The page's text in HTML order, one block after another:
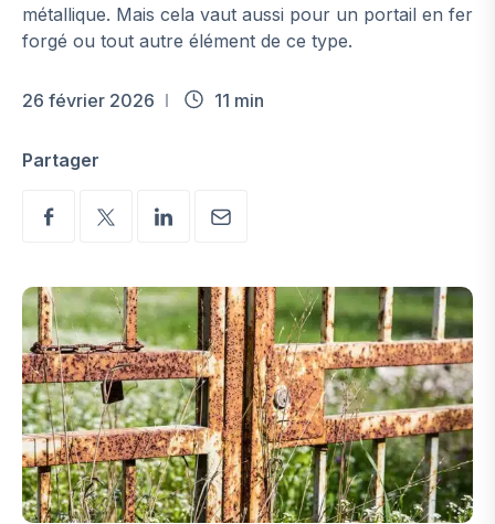
métallique. Mais cela vaut aussi pour un portail en fer
forgé ou tout autre élément de ce type.
26 février 2026 11 min
Partager